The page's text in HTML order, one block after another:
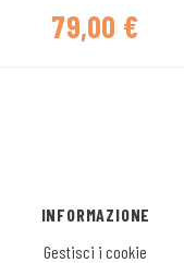
79,00 €
INFORMAZIONE
Gestisci i cookie